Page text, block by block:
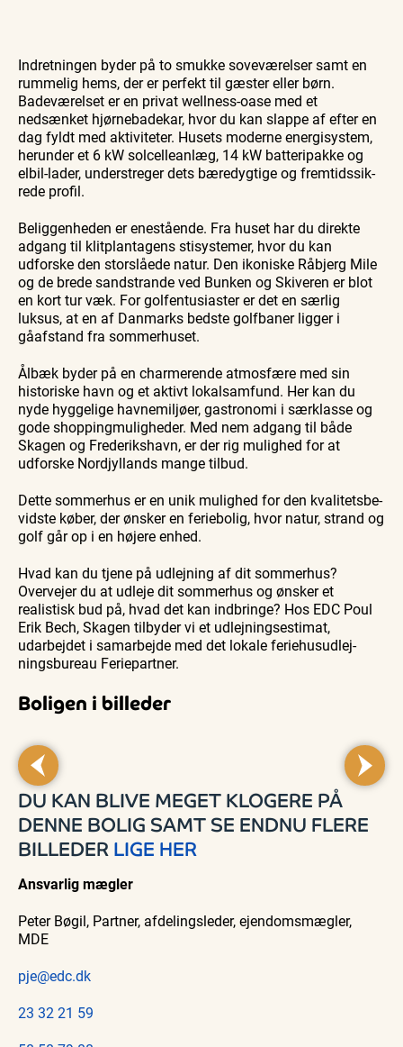
Indretningen byder på to smukke soveværelser samt en
rummelig hems, der er perfekt til gæster eller børn.
Badeværelset er en privat wellness-oase med et
nedsænket hjørnebadekar, hvor du kan slappe af efter en
dag fyldt med aktiviteter. Husets moderne energisystem,
herunder et 6 kW solcelleanlæg, 14 kW batteripakke og
elbil-lader, understreger dets bæredygtige og frem­tids­sik­
re­de profil.
Beliggenheden er enestående. Fra huset har du direkte
adgang til klitplantagens stisystemer, hvor du kan
udforske den storslåede natur. Den ikoniske Råbjerg Mile
og de brede sandstrande ved Bunken og Skiveren er blot
en kort tur væk. For gol­fen­tu­si­a­ster er det en særlig
luksus, at en af Danmarks bedste golfbaner ligger i
gåafstand fra sommerhuset.
Ålbæk byder på en charmerende atmosfære med sin
historiske havn og et aktivt lokalsamfund. Her kan du
nyde hyggelige havnemiljøer, gastronomi i særklasse og
gode shop­ping­mu­lig­he­der. Med nem adgang til både
Skagen og Frederikshavn, er der rig mulighed for at
udforske Nordjyllands mange tilbud.
Dette sommerhus er en unik mulighed for den kva­li­tets­be­
vid­ste køber, der ønsker en feriebolig, hvor natur, strand og
golf går op i en højere enhed.
Hvad kan du tjene på udlejning af dit sommerhus?
Overvejer du at udleje dit sommerhus og ønsker et
realistisk bud på, hvad det kan indbringe? Hos EDC Poul
Erik Bech, Skagen tilbyder vi et ud­lej­nings­esti­mat,
udarbejdet i samarbejde med det lokale fe­ri­e­hus­ud­lej­
nings­bu­reau Feriepartner.
Boligen i billeder
DU KAN BLIVE MEGET KLOGERE PÅ
DENNE BOLIG SAMT SE ENDNU FLERE
BILLEDER LIGE HER
Ansvarlig mægler
Peter Bøgil, Partner, afdelingsleder, ejendomsmægler,
MDE
pje@edc.dk
23 32 21 59